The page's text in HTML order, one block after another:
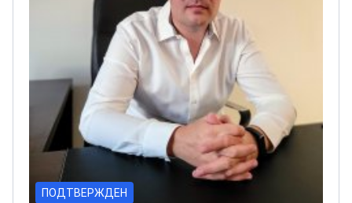
ПОДТВЕРЖДЕН